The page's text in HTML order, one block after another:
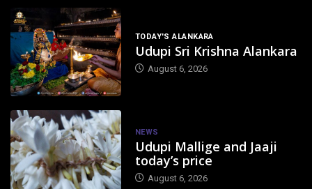
TODAY'S ALANKARA
Udupi Sri Krishna Alankara
August 6, 2026
NEWS
Udupi Mallige and Jaaji
today’s price
August 6, 2026